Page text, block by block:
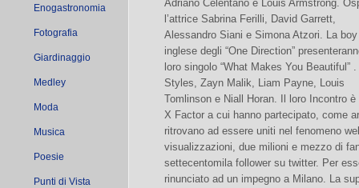
Enogastronomia
Fotografia
Giardinaggio
Medley
Moda
Musica
Poesie
Punti di Vista
Adriano Celentano e Louis Armstrong.
l’attrice Sabrina Ferilli, David Garrett,
Alessandro Siani e Simona Atzori. La
inglese degli “One Direction”
loro singolo “What Makes You Beautiful”
Styles, Zayn Malik, Liam Payne, Louis
Tomlinson e Niall Horan. Il loro Incontro
X Factor a cui hanno partecipato, come
ritrovano ad essere uniti nel fenomeno
visualizzazioni, due milioni e mezzo di
settecentomila follower su twitter. Per
rinunciato ad un impegno a Milano. La